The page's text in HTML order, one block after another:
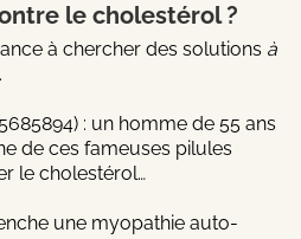
le cholestérol ?
à chercher des solutions à
: un homme de 55 ans
de ces fameuses pilules
le cholestérol…
une myopathie auto-